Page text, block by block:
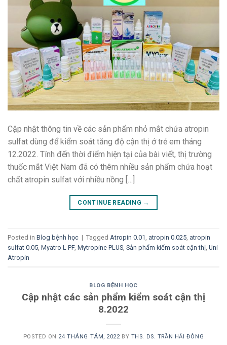
Cập nhật thông tin về các sản phẩm nhỏ mắt chứa atropin
sulfat dùng để kiểm soát tăng độ cận thị ở trẻ em tháng
12.2022. Tính đến thời điểm hiện tại của bài viết, thị trường
thuốc mắt Việt Nam đã có thêm nhiều sản phẩm chứa hoạt
chất atropin sulfat với nhiều nồng […]
CONTINUE READING →
Posted in Blog bệnh học | Tagged Atropin 0.01 atropin 0.025 atropin
sulfat 0.05 Myatro L PF, Mytropine PLUS Sản phẩm kiểm soát cận thị Uni
Atropin
BLOG BỆNH HỌC
Cập nhật các sản phẩm kiểm soát cận thị
8.2022
POSTED ON 24 THÁNG TÁM, 2022BY THS. DS. TRẦN HẢI ĐÔNG